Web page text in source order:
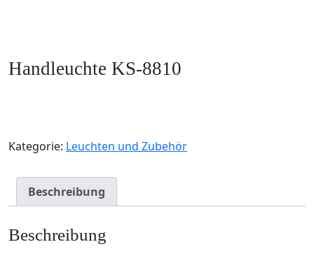
Handleuchte KS-8810
Kategorie: Leuchten und Zubehör
Beschreibung
Beschreibung